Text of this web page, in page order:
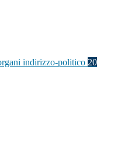
indirizzo-politico 20